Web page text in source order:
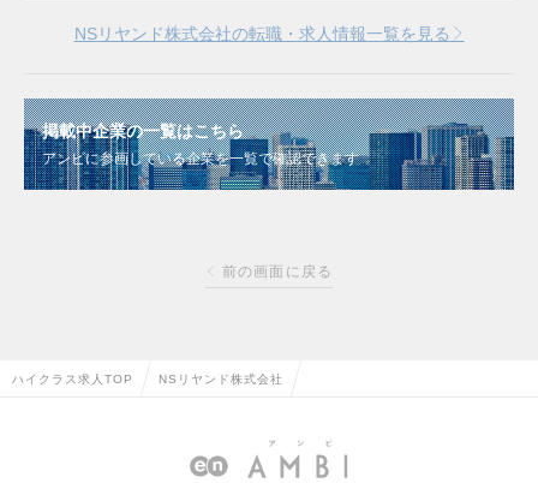
NSリヤンド株式会社の転職・求人情報一覧を見る
掲載中企業の一覧はこちら
アンビに参画している企業を一覧で確認できます
前の画面に戻る
ハイクラス求人TOP NSリヤンド株式会社